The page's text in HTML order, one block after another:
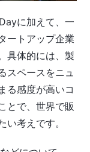
に加えて、一
ートアップ企業
具体的には、製
スペースをニュ
る感度が高いコ
とで、世界で販
考えです。